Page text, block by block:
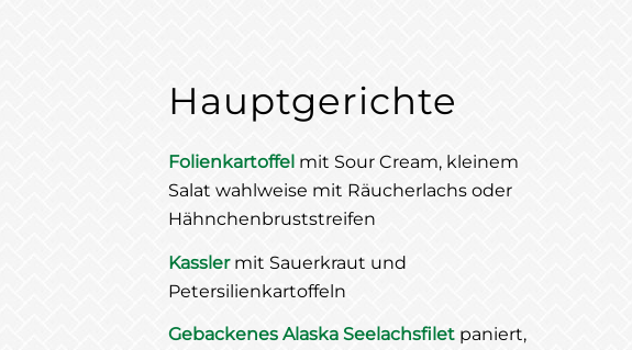
Hauptgerichte
Folienkartoffel mit Sour Cream, kleinem
Salat wahlweise mit Räucherlachs oder
Hähnchenbruststreifen
Kasslermit Sauerkraut und
Petersilienkartoffeln
Gebackenes Alaska Seelachsfilet paniert,